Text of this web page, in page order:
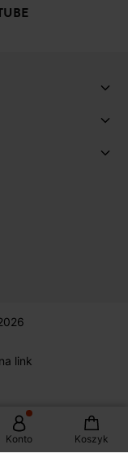
Konto Koszyk
link